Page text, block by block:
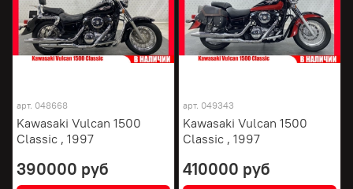
арт. 048668
Kawasaki Vulcan 1500
Classic , 1997
390000 руб
арт. 049343
Kawasaki Vulcan 1500
Classic , 1997
410000 руб